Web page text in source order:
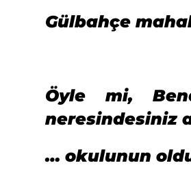
Gülbahçe
Öyle mi,
neresindesiniz
… okulunun